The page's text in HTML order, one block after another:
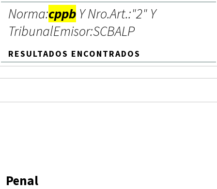
Norma:cppb Y Nro.Art.:"2" Y
TribunalEmisor:SCBALP
RESULTADOS ENCONTRADOS
Penal